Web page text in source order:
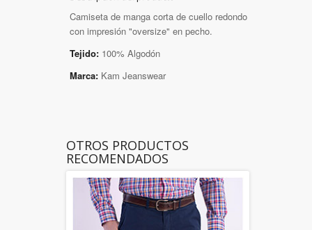
Camiseta de manga corta de cuello redondo
con impresión "oversize" en pecho.
Tejido: 100% Algodón
Marca: Kam Jeanswear
OTROS PRODUCTOS
RECOMENDADOS